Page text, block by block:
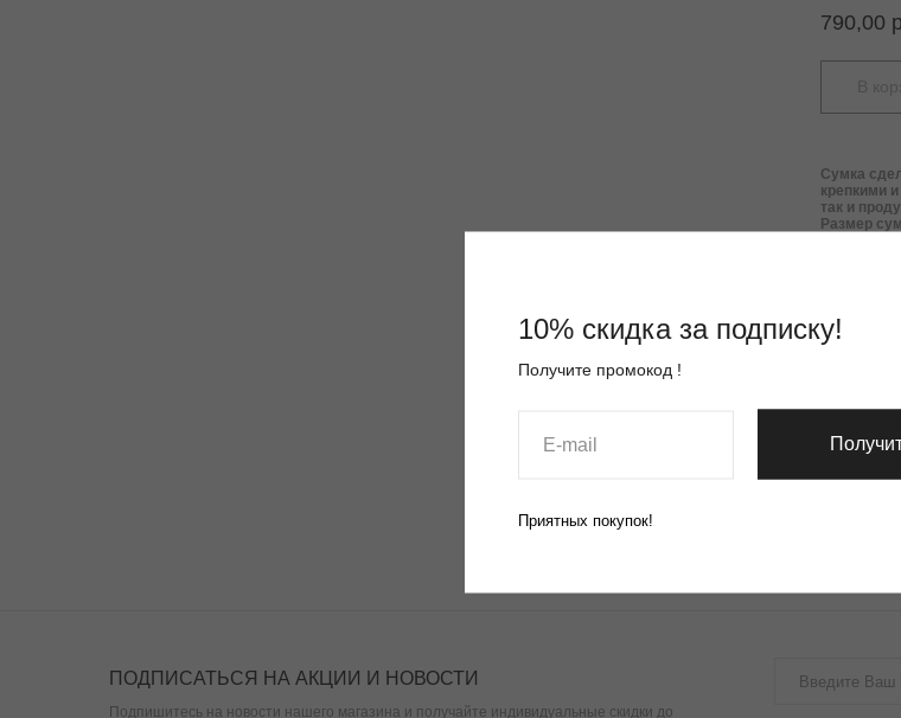
790,00
Сумка
крепкими
так и
Размер
ПОДПИСАТЬСЯ НА АКЦИИ И НОВОСТИ
Подпишитесь на новости нашего магазина и получайте индивидуальные скидки до
10% скидка за подписку!
Получите промокод !
Приятных покупок!